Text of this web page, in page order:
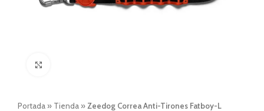
Portada » Tienda » Zeedog Correa Anti-Tirones Fatboy-L